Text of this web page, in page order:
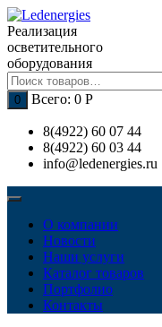
Перейти
к
содержимому
Реализация
осветительного
оборудования
0 Всего: 0 Р
8(4922) 60 07 44
8(4922) 60 03 44
info@ledenergies.ru
О компании
Новости
Наши услуги
Каталог товаров
Портфолио
Контакты